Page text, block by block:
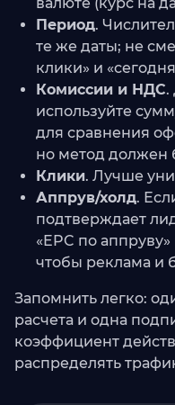
Период.
те же даты; не
клики» и
Комиссии и НДС.
используйте
для сравнения
но метод должен
Клики. Лучше
Аппрув/холд.
подтверждает
«EPC по
чтобы реклама и
Запомнить легко:
расчета и одна
коэффициент
распределять